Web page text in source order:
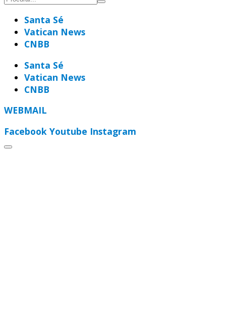
Santa Sé
Vatican News
CNBB
Santa Sé
Vatican News
CNBB
WEBMAIL
Facebook Youtube Instagram